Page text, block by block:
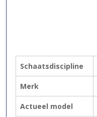
Schaatsdiscipline
Merk
Actueel model